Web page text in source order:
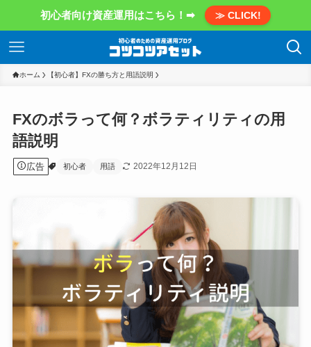
初心者向け資産運用はこちら！➡ ≫ CLICK!
ホーム 【初心者】FXの勝ち方と用語説明
FXのボラって何？ボラティリティの用
語説明
広告 初心者 用語 2022年12月12日